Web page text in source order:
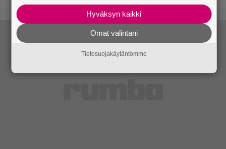
Hyväksyn kaikki
Omat valintani
Tietosuojakäytäntömme